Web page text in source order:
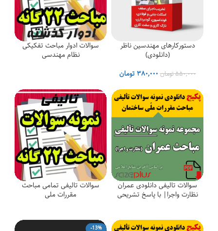
دستورکارهای مهندسین ناظر
(دانلودی)
۵۵۰,۰۰۰تومانقیمت
۵۵۰,۰۰۰ تومان
بود.
۳۸۰,۰۰۰تومانقیمت
۳۸۰,۰۰۰ تومان
است.
سوالات ادوار مباحث تفکیکی
نظام مهندسی
سوالات تالیفی دانلودی عمران
نظارت واجرا| با پاسخ تشریحی
سوالات تالیفی تمامی مباحث
مقررات ملی
-13%